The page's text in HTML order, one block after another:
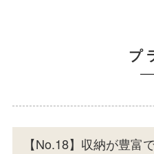
プ
【No.18】収納が豊富